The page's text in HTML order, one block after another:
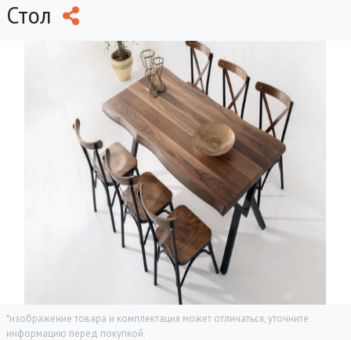
Стол
*изображение товара и комплектация может отличаться, уточните
информацию перед покупкой.